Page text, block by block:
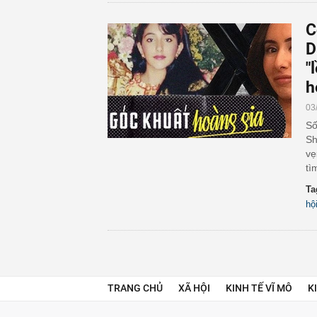
hội
TRANG CHỦ XÃ HỘI KINH TẾ VĨ MÔ